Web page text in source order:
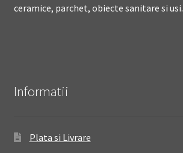
ceramice, parchet, obiecte sanitare si usi.
Informatii
Plata si Livrare